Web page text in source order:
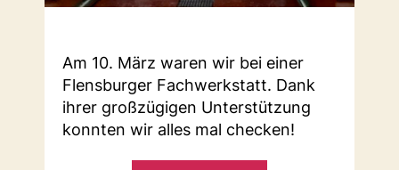
Am 10. März waren wir bei einer
Flensburger Fachwerkstatt. Dank
ihrer großzügigen Unterstützung
konnten wir alles mal checken!